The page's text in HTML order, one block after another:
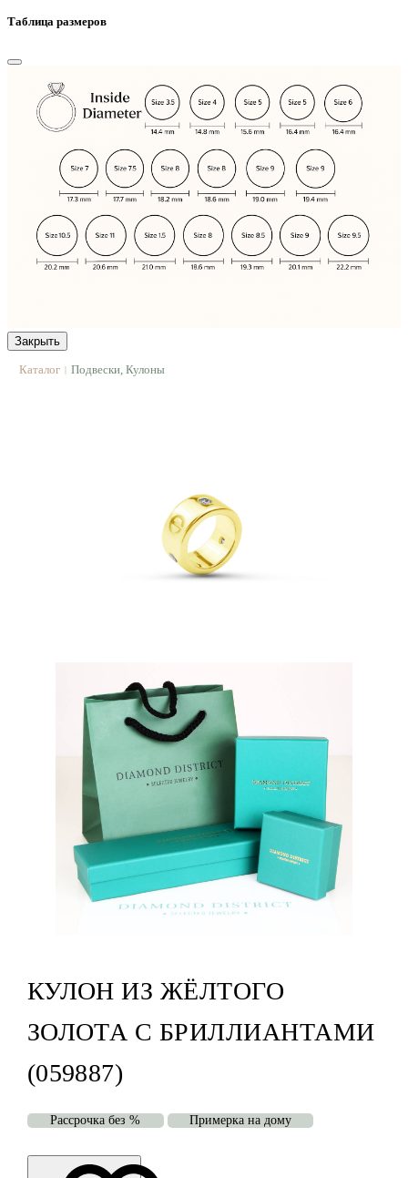
Таблица размеров
Закрыть
Каталог | Подвески, Кулоны
КУЛОН ИЗ ЖЁЛТОГО
ЗОЛОТА С БРИЛЛИАНТАМИ
(059887)
Рассрочка без % Примерка на дому